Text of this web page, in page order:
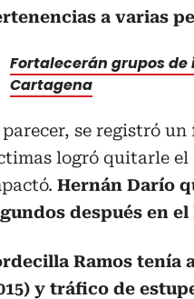
a varias
Fortalecerán grupos
Cartagena
se registró un
logró quitarle el
Hernán Darío
después en
Ramos tenía
y tráfico de